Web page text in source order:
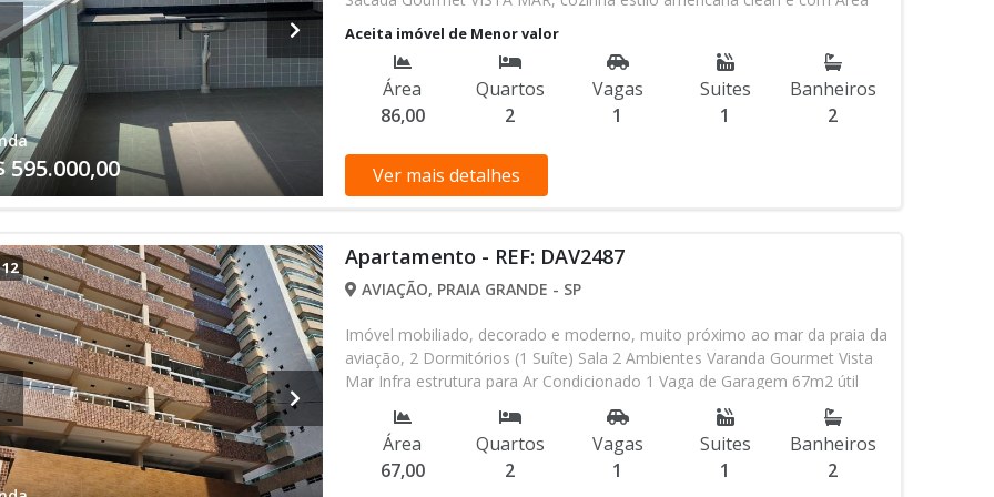
595.000,00
de Serviço, 1 Vaga de Garagem. infra estrutura de arcondicionado já
instalado. Predio com portaria 24 horas, gás encanado, hall social, 2
elevadores, zealdoria. Lazer com Piscinas, salão de festas, academia, salão
de jogos, playground, academia, brinquedoteca e muito mais.......completo!
R$ 595.000,00 PAGAMENTO SOMENTE Á VISTA OU ESTUDA PERMUTA
Agende já sua visita e venha morar frente ao mar. (13) 3034-3300 (13)
97415-7344 celular e whatsapp
Aceita imóvel de Menor valor
Área
86,00
Quartos
2
Vagas
1
Suites
1
Banheiros
2
Ver mais detalhes
12 Apartamento - REF: DAV2487
AVIAÇÃO, PRAIA GRANDE - SP
Imóvel mobiliado, decorado e moderno, muito próximo ao mar da praia da
aviação, 2 Dormitórios (1 Suíte) Sala 2 Ambientes Varanda Gourmet Vista
Mar Infra estrutura para Ar Condicionado 1 Vaga de Garagem 67m2 útil
Lazer na Cobertura (13) 3034-3300 (13) 97415-7344 celular e whatsapp
Área
67,00
Quartos
2
Vagas
1
Suites
1
Banheiros
2